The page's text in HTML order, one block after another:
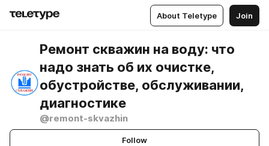
About Teletype Join
Ремонт скважин на воду: что
надо знать об их очистке,
обустройстве, обслуживании,
диагностике
@remont-skvazhin
Follow